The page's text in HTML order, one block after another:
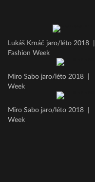
Lukáš Krnáč jaro/léto 2018
Fashion Week
Miro Sabo jaro/léto 2018
Week
Miro Sabo jaro/léto 2018
Week